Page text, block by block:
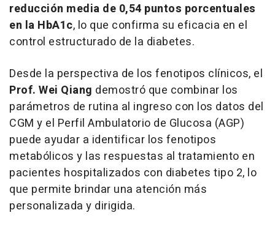
reducción media de 0,54 puntos porcentuales
en la HbA1c, lo que confirma su eficacia en el
control estructurado de la diabetes.
Desde la perspectiva de los fenotipos clínicos, el
Prof. Wei Qiang demostró que combinar los
parámetros de rutina al ingreso con los datos del
CGM y el Perfil Ambulatorio de Glucosa (AGP)
puede ayudar a identificar los fenotipos
metabólicos y las respuestas al tratamiento en
pacientes hospitalizados con diabetes tipo 2, lo
que permite brindar una atención más
personalizada y dirigida.